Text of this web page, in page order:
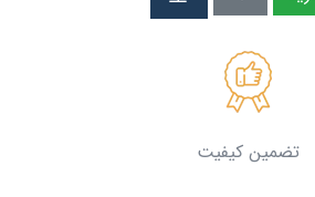
تضمین کیفیت